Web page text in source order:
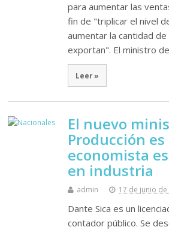
para aumentar las
fin de "triplicar el nivel
aumentar la cantidad
exportan". El ministro
Leer »
El nuevo
Producción
economista
en industria
admin 17 de junio de
Dante Sica es un
contador público. Se